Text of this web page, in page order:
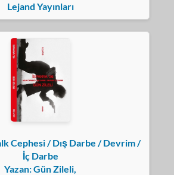
Lejand Yayınları
Cephesi / Dış Darbe / Devrim /
İç Darbe
Yazan: Gün Zileli,